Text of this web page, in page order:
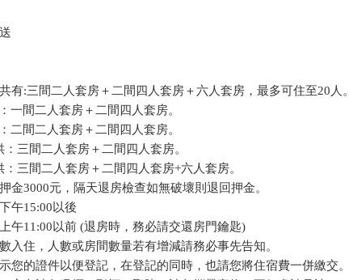
有:三間二人套房＋二間四人套房＋六人套房，最多可住至20人。
一間二人套房＋二間四人套房。
二間二人套房＋二間四人套房。
三間二人套房＋二間四人套房。
三間二人套房＋二間四人套房+六人套房。
金3000元，隔天退房檢查如無破壞則退回押金。
午15:00以後
午11:00以前 (退房時，務必請交還房門鑰匙)
入住，人數或房間數量若有增減請務必事先告知。
您的證件以便登記，在登記的同時，也請您將住宿費一併繳交。